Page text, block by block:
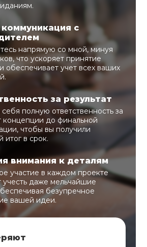
с
напрямую со мной, минуя
что ускоряет принятие
обеспечивает учет всех ваших
за результат
полную ответственность за
концепции до финальной
чтобы вы получили
итог в срок.
внимания к деталям
участие в каждом проекте
учесть даже мельчайшие
безупречное
вашей идеи.